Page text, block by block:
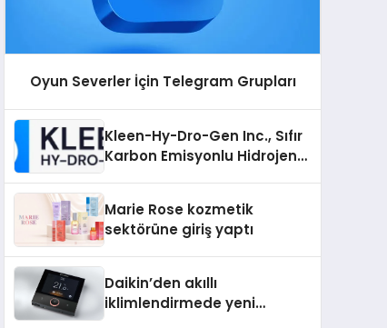
Oyun Severler İçin Telegram Grupları
Kleen-Hy-Dro-Gen Inc., Sıfır
Karbon Emisyonlu Hidrojen
Aldı
Marie Rose kozmetik
sektörüne giriş yaptı
Daikin’den akıllı
iklimlendirmede yeni